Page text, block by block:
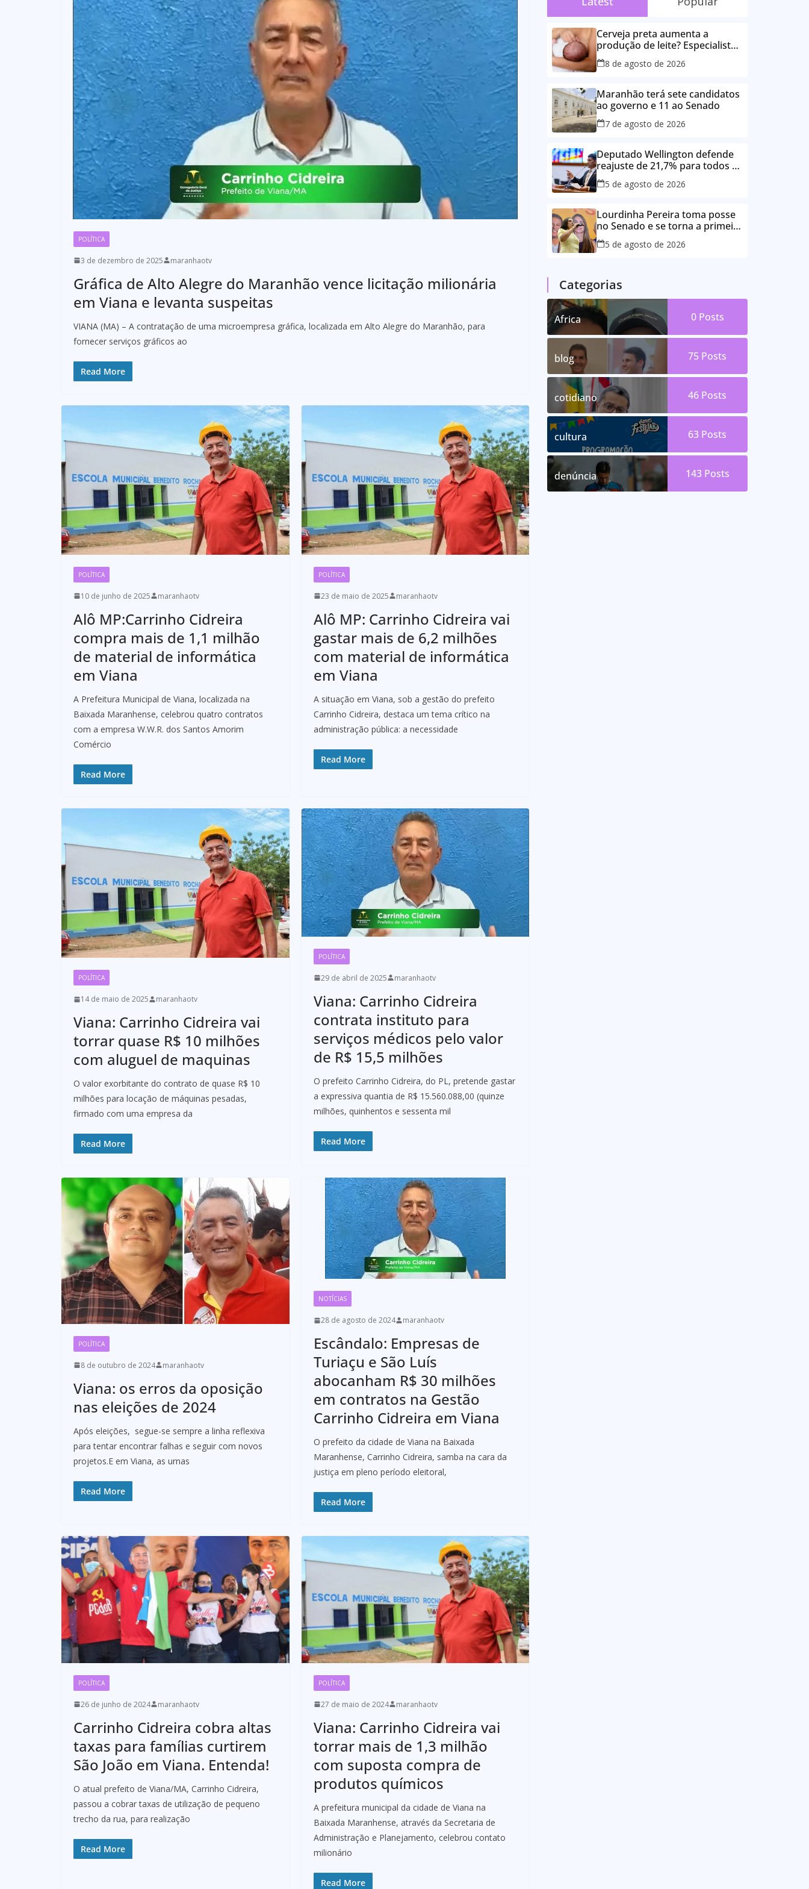
POLÍTICA
3 de dezembro de 2025 maranhaotv
Gráfica de Alto Alegre do Maranhão vence licitação milionária
em Viana e levanta suspeitas
VIANA (MA) – A contratação de uma microempresa gráfica, localizada em Alto Alegre do Maranhão, para
fornecer serviços gráficos ao
Read More
POLÍTICA
10 de junho de 2025 maranhaotv
Alô MP:Carrinho Cidreira
compra mais de 1,1 milhão
de material de informática
em Viana
A Prefeitura Municipal de Viana, localizada na
Baixada Maranhense, celebrou quatro contratos
com a empresa W.W.R. dos Santos Amorim
Comércio
Read More
POLÍTICA
23 de maio de 2025 maranhaotv
Alô MP: Carrinho Cidreira vai
gastar mais de 6,2 milhões
com material de informática
em Viana
A situação em Viana, sob a gestão do prefeito
Carrinho Cidreira, destaca um tema crítico na
administração pública: a necessidade
Read More
POLÍTICA
14 de maio de 2025 maranhaotv
Viana: Carrinho Cidreira vai
torrar quase R$ 10 milhões
com aluguel de maquinas
O valor exorbitante do contrato de quase R$ 10
milhões para locação de máquinas pesadas,
firmado com uma empresa da
Read More
POLÍTICA
29 de abril de 2025 maranhaotv
Viana: Carrinho Cidreira
contrata instituto para
serviços médicos pelo valor
de R$ 15,5 milhões
O prefeito Carrinho Cidreira, do PL, pretende gastar
a expressiva quantia de R$ 15.560.088,00 (quinze
milhões, quinhentos e sessenta mil
Read More
POLÍTICA
8 de outubro de 2024 maranhaotv
Viana: os erros da oposição
nas eleições de 2024
Após eleições, segue-se sempre a linha reflexiva
para tentar encontrar falhas e seguir com novos
projetos.E em Viana, as urnas
Read More
NOTÍCIAS
28 de agosto de 2024 maranhaotv
Escândalo: Empresas de
Turiaçu e São Luís
abocanham R$ 30 milhões
em contratos na Gestão
Carrinho Cidreira em Viana
O prefeito da cidade de Viana na Baixada
Maranhense, Carrinho Cidreira, samba na cara da
justiça em pleno período eleitoral,
Read More
POLÍTICA
26 de junho de 2024 maranhaotv
Carrinho Cidreira cobra altas
taxas para famílias curtirem
São João em Viana. Entenda!
O atual prefeito de Viana/MA, Carrinho Cidreira,
passou a cobrar taxas de utilização de pequeno
trecho da rua, para realização
Read More
POLÍTICA
27 de maio de 2024 maranhaotv
Viana: Carrinho Cidreira vai
torrar mais de 1,3 milhão
com suposta compra de
produtos químicos
A prefeitura municipal da cidade de Viana na
Baixada Maranhense, através da Secretaria de
Administração e Planejamento, celebrou contato
milionário
Read More
Cerveja preta aumenta a
produção de leite? Especialista
esclarece as principais crenças
sobre a alimentação durante a
8 de agosto de 2026
Maranhão terá sete candidatos
ao governo e 11 ao Senado
7 de agosto de 2026
Deputado Wellington defende
reajuste de 21,7% para todos os
servidores públicos e
aposentados do Maranhão
5 de agosto de 2026
Lourdinha Pereira toma posse
no Senado e se torna a primeira
senadora de Coroatá
5 de agosto de 2026
Categorias
Africa 0 Posts
blog 75 Posts
cotidiano 46 Posts
cultura 63 Posts
denúncia 143 Posts